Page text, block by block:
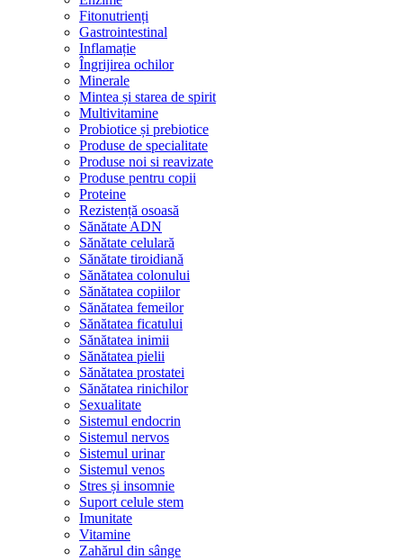
Fitonutrienți
Gastrointestinal
Inflamație
Îngrijirea ochilor
Minerale
Mintea și starea de spirit
Multivitamine
Probiotice și prebiotice
Produse de specialitate
Produse noi si reavizate
Produse pentru copii
Proteine
Rezistență osoasă
Sănătate ADN
Sănătate celulară
Sănătate tiroidiană
Sănătatea colonului
Sănătatea copiilor
Sănătatea femeilor
Sănătatea ficatului
Sănătatea inimii
Sănătatea pielii
Sănătatea prostatei
Sănătatea rinichilor
Sexualitate
Sistemul endocrin
Sistemul nervos
Sistemul urinar
Sistemul venos
Stres și insomnie
Suport celule stem
Imunitate
Vitamine
Zahărul din sânge